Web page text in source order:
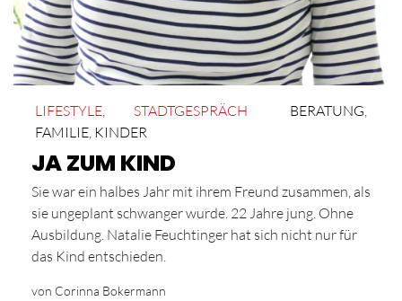
LIFESTYLE, STADTGESPRÄCH BERATUNG,
FAMILIE, KINDER
JA ZUM KIND
Sie war ein halbes Jahr mit ihrem Freund zusammen, als
sie ungeplant schwanger wurde. 22 Jahre jung. Ohne
Ausbildung. Natalie Feuchtinger hat sich nicht nur für
das Kind entschieden.
von Corinna Bokermann